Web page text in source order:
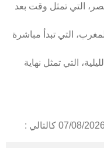
التي تمثل وقت بعد
التي تبدأ مباشرة
التي تمثل نهاية